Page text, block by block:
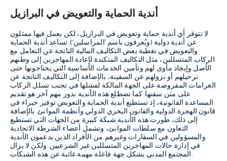
أندية الحماية والتعويض في البرازيل
لا تتوفر أي أندية حماية وتعويض في البرازيل، لكن يعمل فيها ممثلون
عن أندية دولية (ويُعرفون باسم ’المراسلين‘). تساعد أندية الحماية
والتعويض في تغطية بعض التكاليف المالية الناتجة عن التعامل مع
الركاب المتسللين، مثل التكاليف المتكبدة لإعادة المهاجرين إلى وطنهم
الأصل وإيجاد مأوى لهم وتأمين الخدمات الأساسية التي يحتاجونها حتى
ترحيلهم أو نزولهم عن السفينة، بالإضافة إلى التكاليف الناتجة عن
الغرامات المفروضة على الجهة المالكة لفشلها في تجنب تسلل الركاب
على متن سفنها. كما تضطلع هذه الأندية بدور مهم آخر هو تقديم
المساعدة القانونية، إذ تستطيع أندية الحماية والتعويض توفير خبراء في
قانون الهجرة الدولية والقانون البحري الدولي وأنظمة الموانئ. بالإضافة
إلى ذلك، طورت هذه الأندية شبكة كبيرة من الجهات التي تستطيع
التعاون مع سلطات الموانئ، وتشمل أعضاء الشرطة الاتحادية
والمسؤولين في السفارات وغيرهم من الأفراد الذين يدعمون الأندية
في إدارة حالات المهاجرين المتسللين غير الشرعيين. ولكن لا يزال
المجتمع المدني يشكل جهة فاعلة مهمة غائبة عن هذه الشبكات.